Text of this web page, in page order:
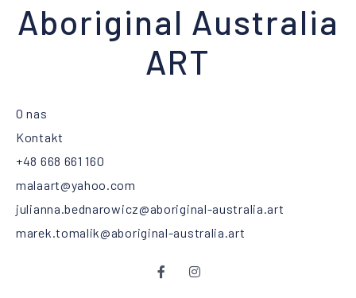
Aboriginal Australia
ART
O nas
Kontakt
+48 668 661 160
malaart@yahoo.com
julianna.bednarowicz@aboriginal-australia.art
marek.tomalik@aboriginal-australia.art